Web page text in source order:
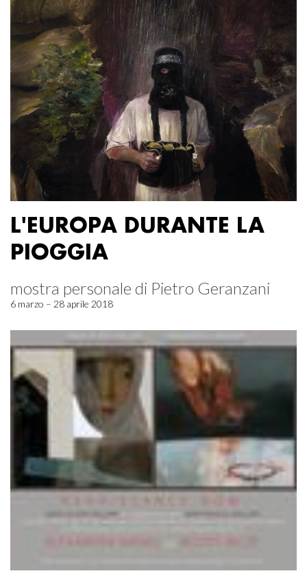
L'EUROPA DURANTE LA
PIOGGIA
mostra personale di Pietro Geranzani
6 marzo – 28 aprile 2018